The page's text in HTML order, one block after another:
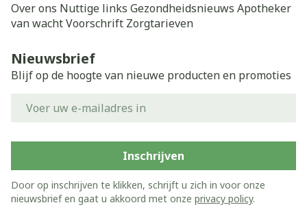
Over ons Nuttige links Gezondheidsnieuws Apotheker
van wachtVoorschrift Zorgtarieven
Nieuwsbrief
Blijf op de hoogte van nieuwe producten en promoties
Inschrijven
Door op inschrijven te klikken, schrijft u zich in voor onze
nieuwsbrief en gaat u akkoord met onze privacy policy.